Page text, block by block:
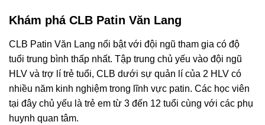
Khám phá CLB Patin Văn Lang
CLB Patin Văn Lang nổi bật với đội ngũ tham gia có độ
tuổi trung bình thấp nhất. Tập trung chủ yếu vào đội ngũ
HLV và trợ lí trẻ tuổi, CLB dưới sự quản lí của 2 HLV có
nhiều năm kinh nghiệm trong lĩnh vực patin. Các học viên
tại đây chủ yếu là trẻ em từ 3 đến 12 tuổi cùng với các phụ
huynh quan tâm.